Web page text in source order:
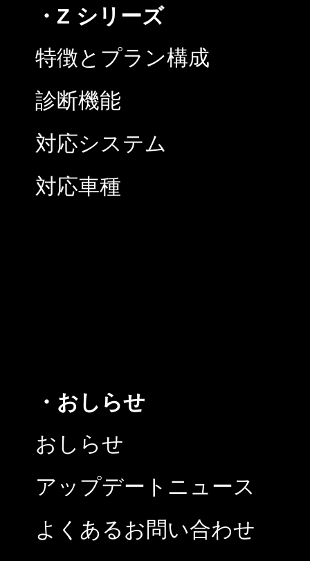
・Z シリーズ
特徴とプラン構成
診断機能
対応システム
対応車種
・おしらせ
おしらせ
アップデートニュース
よくあるお問い合わせ